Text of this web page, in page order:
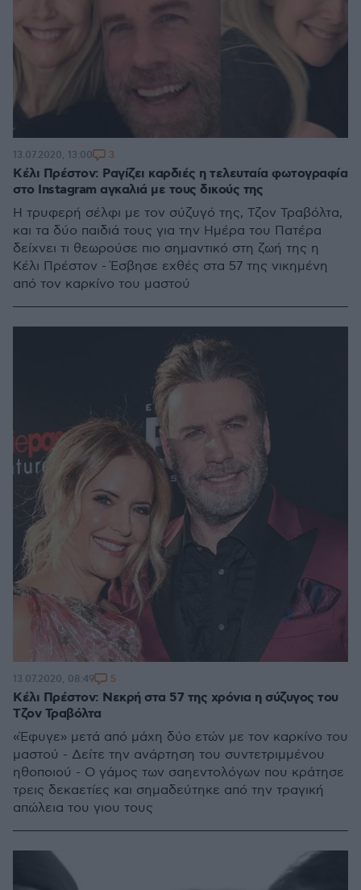
Κέλι Πρέστον: Ραγίζει καρδιές η τελευταία φωτογραφία
στο Instagram αγκαλιά με τους δικούς της
Η τρυφερή σέλφι με τον σύζυγό της, Τζον Τραβόλτα,
και τα δύο παιδιά τους για την Ημέρα του Πατέρα
δείχνει τι θεωρούσε πιο σημαντικό στη ζωή της η
Κέλι Πρέστον - Έσβησε εχθές στα 57 της νικημένη
από τον καρκίνο του μαστού
13.07.2020, 13:00 3
Κέλι Πρέστον: Νεκρή στα 57 της χρόνια η σύζυγος του
Τζον Τραβόλτα
«Έφυγε» μετά από μάχη δύο ετών με τον καρκίνο του
μαστού - Δείτε την ανάρτηση του συντετριμμένου
ηθοποιού - Ο γάμος των σαηεντολόγων που κράτησε
τρεις δεκαετίες και σημαδεύτηκε από την τραγική
απώλεια του γιου τους
13.07.2020, 08:49 5